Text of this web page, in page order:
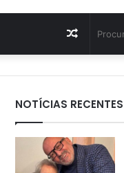
Artigo
aleatório
NOTÍCIAS RECENTES